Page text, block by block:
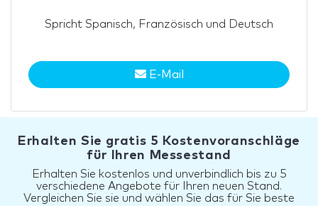
Spricht Spanisch, Französisch und Deutsch
E-Mail
Erhalten Sie gratis 5 Kostenvoranschläge
für Ihren Messestand
Erhalten Sie kostenlos und unverbindlich bis zu 5
verschiedene Angebote für Ihren neuen Stand.
Vergleichen Sie sie und wählen Sie das für Sie beste